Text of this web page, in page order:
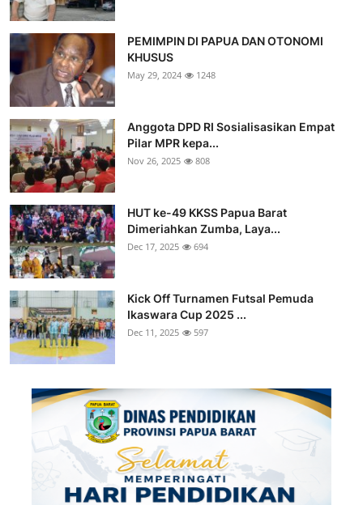
PEMIMPIN DI PAPUA DAN OTONOMI
KHUSUS
May 29, 2024 1248
Anggota DPD RI Sosialisasikan Empat
Pilar MPR kepa...
Nov 26, 2025 808
HUT ke-49 KKSS Papua Barat
Dimeriahkan Zumba, Laya...
Dec 17, 2025 694
Kick Off Turnamen Futsal Pemuda
Ikaswara Cup 2025 ...
Dec 11, 2025 597